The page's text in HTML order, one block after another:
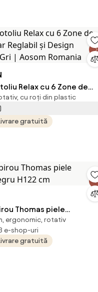
Relax cu 6 Zone de
Reglabil și Design
| Aosom Romania
cu roți din plastic
gratuită
Thomas piele
H122 cm
ergonomic, rotativ
e-shop-uri
gratuită